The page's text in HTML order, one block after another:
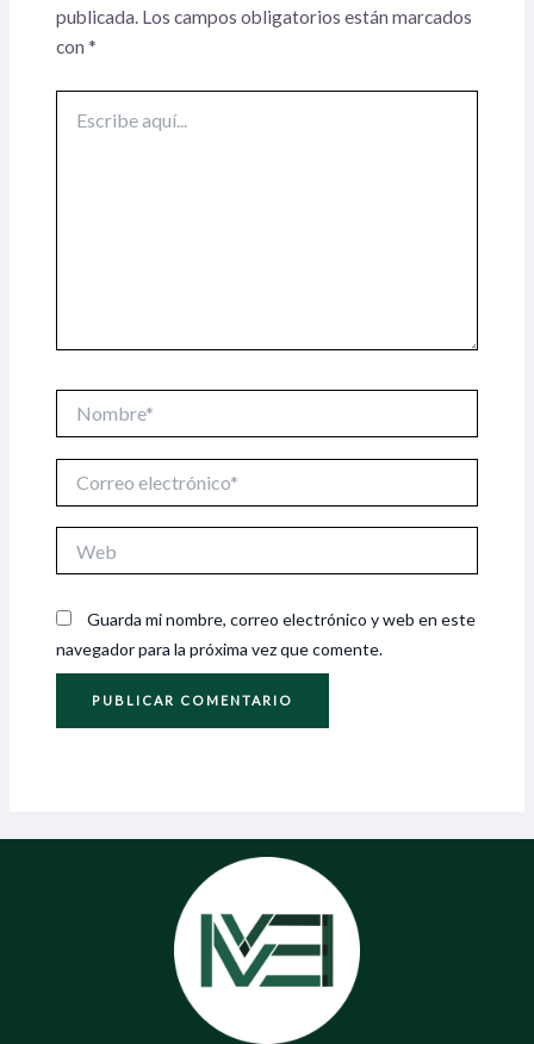
publicada. Los campos obligatorios están marcados
con *
aquí...
electrónico*
Guarda mi nombre, correo electrónico y web en este
navegador para la próxima vez que comente.